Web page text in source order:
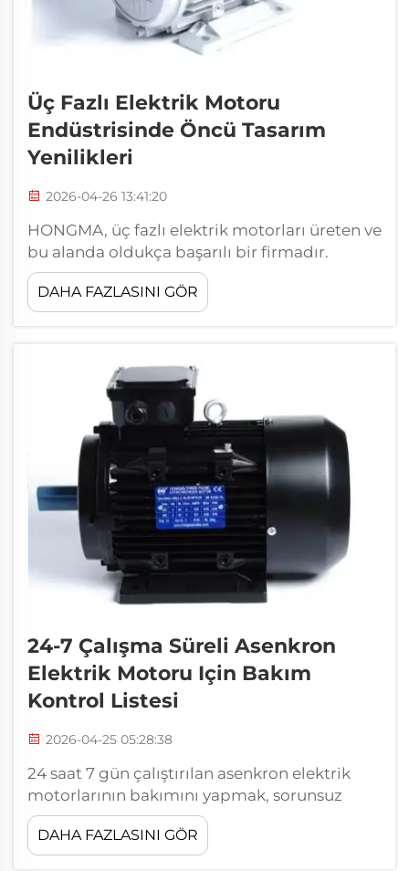
Üç Fazlı Elektrik Motoru
Endüstrisinde Öncü Tasarım
Yenilikleri
2026-04-26 13:41:20
HONGMA, üç fazlı elektrik motorları üreten ve
bu alanda oldukça başarılı bir firmadır.
Motorlar, makinelerin daha hızlı ve etkili
çalışmasını sağlar. Okullar, fabrikalar gibi
birçok yerde kullanılırlar. HONGMA’da
DAHA FAZLASINI GÖR
24-7 Çalışma Süreli Asenkron
Elektrik Motoru Için Bakım
Kontrol Listesi
2026-04-25 05:28:38
24 saat 7 gün çalıştırılan asenkron elektrik
motorlarının bakımını yapmak, sorunsuz
çalışmasını sağlamak açısından gerçekten
kritik öneme sahiptir. Bu motorlar, sürekli
çalışan birçok makinede kullanılır. Eğer
DAHA FAZLASINI GÖR